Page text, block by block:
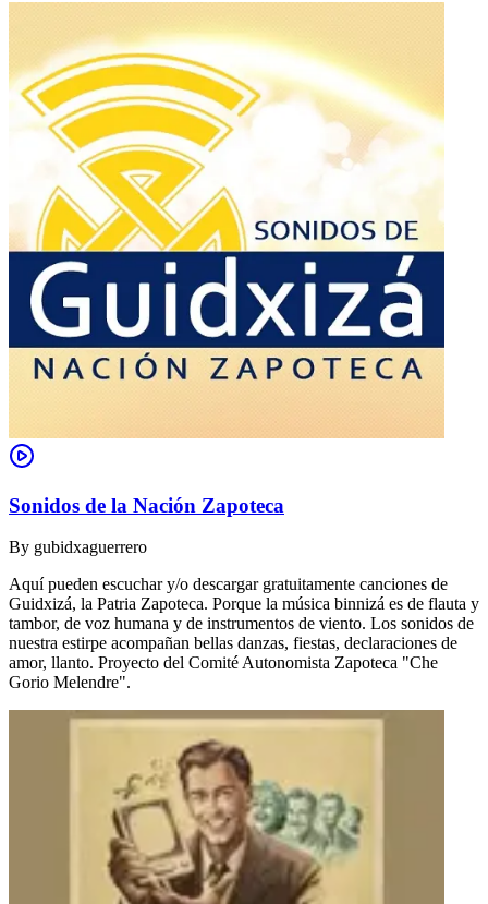
Sonidos de la Nación Zapoteca
By gubidxaguerrero
Aquí pueden escuchar y/o descargar gratuitamente canciones de
Guidxizá, la Patria Zapoteca. Porque la música binnizá es de flauta y
tambor, de voz humana y de instrumentos de viento. Los sonidos de
nuestra estirpe acompañan bellas danzas, fiestas, declaraciones de
amor, llanto. Proyecto del Comité Autonomista Zapoteca "Che
Gorio Melendre".